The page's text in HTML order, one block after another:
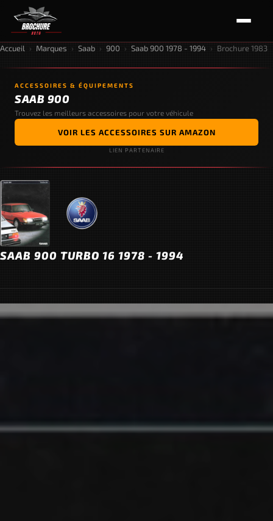
Accueil › Marques › Saab › 900 › Saab 900 1978 - 1994 › Brochure 1983
ACCESSOIRES & ÉQUIPEMENTS
SAAB 900
Trouvez les meilleurs accessoires pour votre véhicule
VOIR LES ACCESSOIRES SUR AMAZON
LIEN PARTENAIRE
SAAB 900 TURBO 16 1978 - 1994